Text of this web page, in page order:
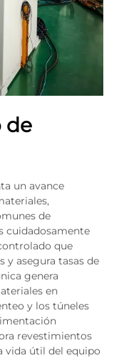
de
un avance
de
cuidadosamente
que
y asegura tasas de
genera
en
y los túneles
revestimientos
vida útil del equipo